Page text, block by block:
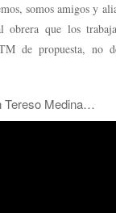
somos amigos y
que los
de propuesta, no
Tereso Medina…